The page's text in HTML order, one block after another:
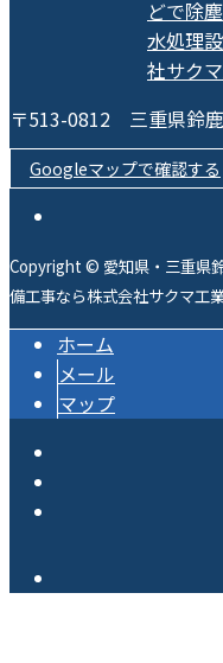
〒513-0812 三重県鈴
Googleマップで確認する
Copyright © 愛知県・三重県
備工事なら株式会社サクマ工
ホーム
メール
マップ